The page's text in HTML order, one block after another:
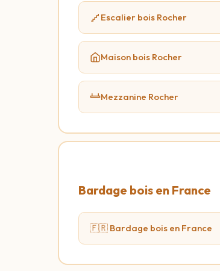
Escalier bois Rocher
Maison bois Rocher
Mezzanine Rocher
Bardage bois en France
🇫🇷 Bardage bois en France